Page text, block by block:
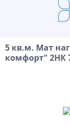
5 кв.м. Мат
комфорт" 2НК